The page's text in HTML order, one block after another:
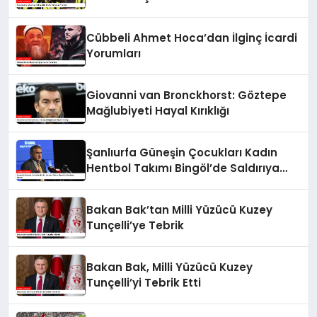
Cübbeli Ahmet Hoca’dan İlginç İcardi
Yorumları
Giovanni van Bronckhorst: Göztepe
Mağlubiyeti Hayal Kırıklığı
Şanlıurfa Güneşin Çocukları Kadın
Hentbol Takımı Bingöl’de Saldırıya
Bakan Bak’tan Milli Yüzücü Kuzey
Tunçelli’ye Tebrik
Bakan Bak, Milli Yüzücü Kuzey
Tunçelli’yi Tebrik Etti